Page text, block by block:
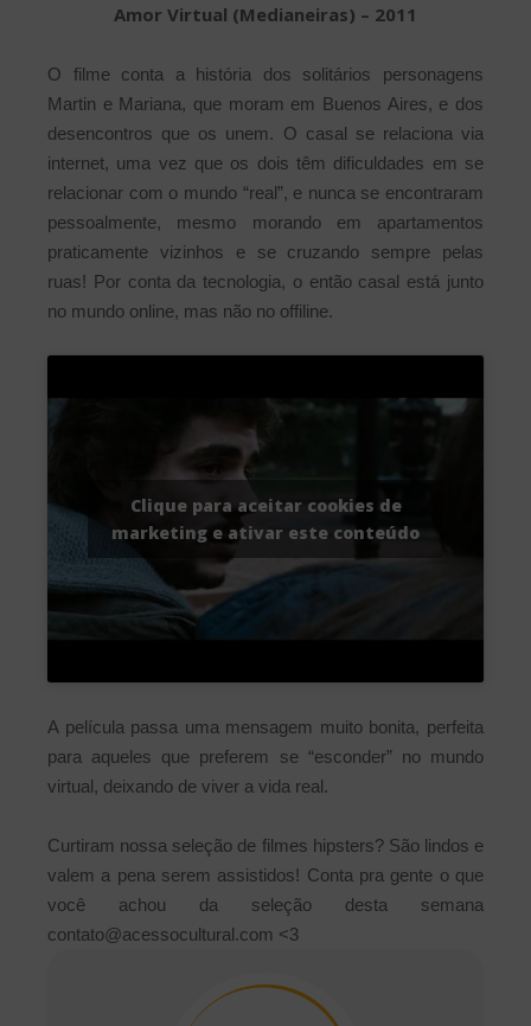
Amor Virtual (Medianeiras) – 2011
O filme conta a história dos solitários personagens
Martin e Mariana, que moram em Buenos Aires, e dos
desencontros que os unem. O casal se relaciona via
internet, uma vez que os dois têm dificuldades em se
relacionar com o mundo “real”, e nunca se encontraram
pessoalmente, mesmo morando em apartamentos
praticamente vizinhos e se cruzando sempre pelas
ruas! Por conta da tecnologia, o então casal está junto
no mundo online, mas não no offiline.
Clique para aceitar cookies de
marketing e ativar este conteúdo
A película passa uma mensagem muito bonita, perfeita
para aqueles que preferem se “esconder” no mundo
virtual, deixando de viver a vida real.
Curtiram nossa seleção de filmes hipsters? São lindos e
valem a pena serem assistidos! Conta pra gente o que
você achou da seleção desta semana
contato@acessocultural.com <3